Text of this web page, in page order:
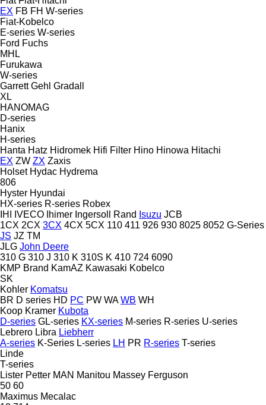
EX FB FH W-series
Fiat-Kobelco
E-series W-series
Ford Fuchs
MHL
Furukawa
W-series
Garrett Gehl Gradall
XL
HANOMAG
D-series
Hanix
H-series
Hanta Hatz Hidromek Hifi Filter Hino Hinowa Hitachi
EX ZW ZX Zaxis
Holset Hydac Hydrema
806
Hyster Hyundai
HX-series R-series Robex
IHI
IVECO Ihimer Ingersoll Rand Isuzu JCB
1CX 2CX 3CX 4CX 5CX 110 411 926 930 8025 8052 G-Series
JS JZ TM
JLG John Deere
310 G 310 J 310 K 310S K 410 724 6090
KMP Brand KamAZ Kawasaki Kobelco
SK
Kohler Komatsu
BR D series HD PC PW WA WB WH
Koop Kramer Kubota
D-series GL-series KX-series M-series R-series U-series
Lebrero Libra Liebherr
A-series K-Series L-series LH PR R-series T-series
Linde
T-series
Lister Petter MAN Manitou Massey Ferguson
50 60
Maximus Mecalac